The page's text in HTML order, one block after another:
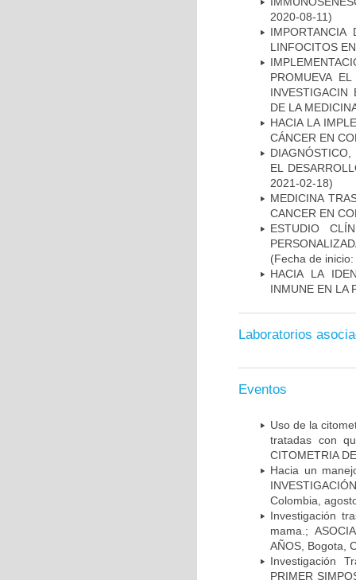
2020-08-11)
LINFOCITOS
PROMUEVA
INVESTIGACIN
DE LA
HACIA LA
CÁNCER EN
EL
2021-02-18)
MEDICINA
CANCER EN
ESTUDIO
(Fecha de
HACIA LA
INMUNE EN LA
Laboratorios
Eventos
Uso de la
tratadas con
CITOMETRIA
Hacia un
Colombia,
Investigación
mama.;
AÑOS, Bogota,
Investigación
PRIMER